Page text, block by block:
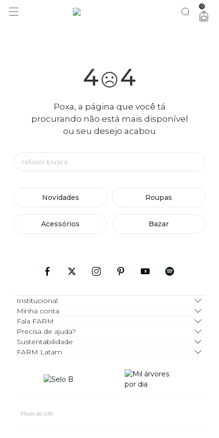
você merece 30% OFF pra comemorar com a gente aproveita! 0
4 4
Poxa, a página que você tá
procurando não está mais disponível
ou seu desejo acabou
Novidades Roupas
Acessórios Bazar
Institucional
Minha conta
Fala FARM
Precisa de ajuda?
Sustentabilidade
FARM Latam
Mapa do site